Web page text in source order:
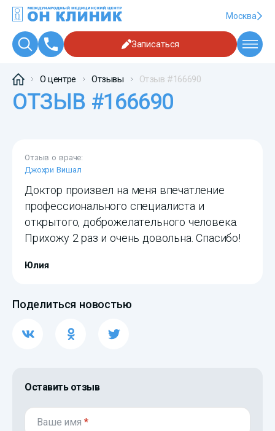
Москва
Записаться
О центре Отзывы Отзыв #166690
ОТЗЫВ #166690
Отзыв о враче:
Джохри Вишал
Доктор произвел на меня впечатление
профессионального специалиста и
открытого, доброжелательного человека.
Прихожу 2 раз и очень довольна. Спасибо!
Юлия
Поделиться новостью
Оставить отзыв
Ваше имя *